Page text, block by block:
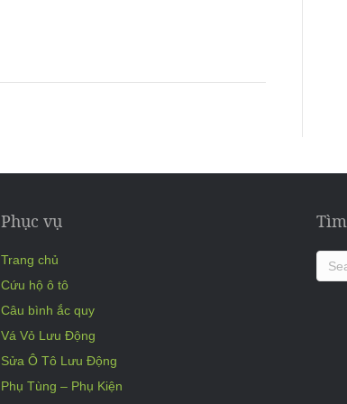
Phục vụ
Trang chủ
Cứu hộ ô tô
Câu bình ắc quy
Vá Vỏ Lưu Động
Sửa Ô Tô Lưu Động
Phụ Tùng – Phụ Kiện